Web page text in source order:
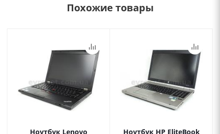
Похожие товары
Ноутбук Lenovo
Ноутбук HP EliteBook